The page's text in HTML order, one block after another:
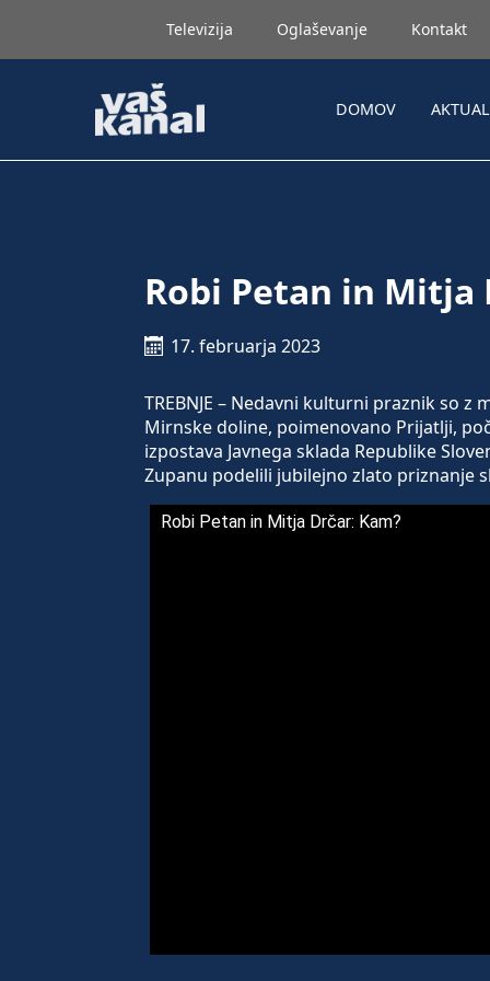
Televizija Oglaševanje Kontakt
DOMOV
Robi Petan in Mitja
17. februarja 2023
TREBNJE – Nedavni kulturni praznik so
Mirnske doline, poimenovano Prijatlji,
izpostava Javnega sklada Republike
Zupanu podelili jubilejno zlato priznanje
Robi Petan in Mitja Drčar: Kam?